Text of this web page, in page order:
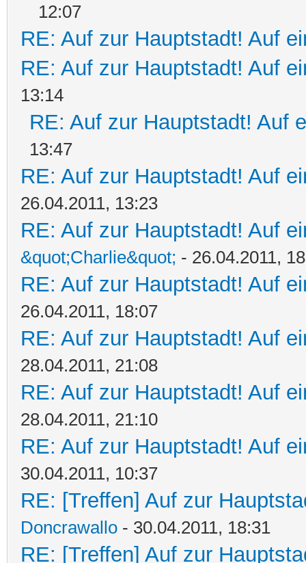
12:07
RE: Auf zur Hauptstadt! Auf
RE: Auf zur Hauptstadt! Auf
13:14
RE: Auf zur Hauptstadt! Auf
13:47
RE: Auf zur Hauptstadt! Auf
26.04.2011, 13:23
RE: Auf zur Hauptstadt! Auf
&quot;Charlie&quot; - 26.04.2011,
RE: Auf zur Hauptstadt! Auf
26.04.2011, 18:07
RE: Auf zur Hauptstadt! Auf
28.04.2011, 21:08
RE: Auf zur Hauptstadt! Auf
28.04.2011, 21:10
RE: Auf zur Hauptstadt! Auf
30.04.2011, 10:37
RE: [Treffen] Auf zur
Doncrawallo - 30.04.2011, 18:31
RE: [Treffen] Auf zur